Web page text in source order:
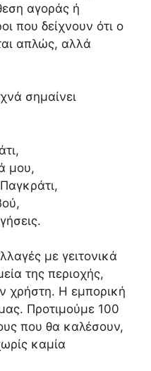
αγοράς ή
που δείχνουν ότι ο
απλώς, αλλά
σημαίνει
μου,
με γειτονικά
της περιοχής,
χρήστη. Η εμπορική
Προτιμούμε 100
που θα καλέσουν,
καμία